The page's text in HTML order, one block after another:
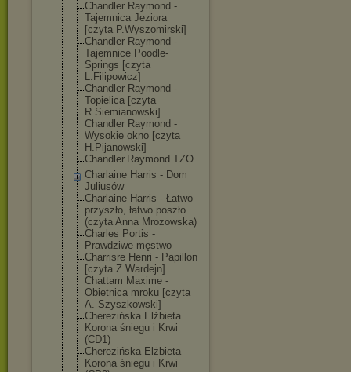
Chandler Raymond -
Tajemnica Jeziora
[czyta P.Wyszomirski]
Chandler Raymond -
Tajemnice Poodle-
Springs [czyta
L.Filipowicz]
Chandler Raymond -
Topielica [czyta
R.Siemianowski]
Chandler Raymond -
Wysokie okno [czyta
H.Pijanowski]
Chandler.Raymond TZO
Charlaine Harris - Dom
Juliusów
Charlaine Harris - Łatwo
przyszło, łatwo poszło
(czyta Anna Mrozowska)
Charles Portis -
Prawdziwe męstwo
Charrisre Henri - Papillon
[czyta Z.Wardejn]
Chattam Maxime -
Obietnica mroku [czyta
A. Szyszkowski]
Cherezińska Elżbieta
Korona śniegu i Krwi
(CD1)
Cherezińska Elżbieta
Korona śniegu i Krwi